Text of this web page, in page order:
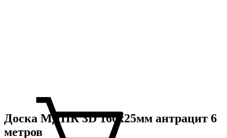
Доска МДПК 3D 160x25мм антрацит 6
метров